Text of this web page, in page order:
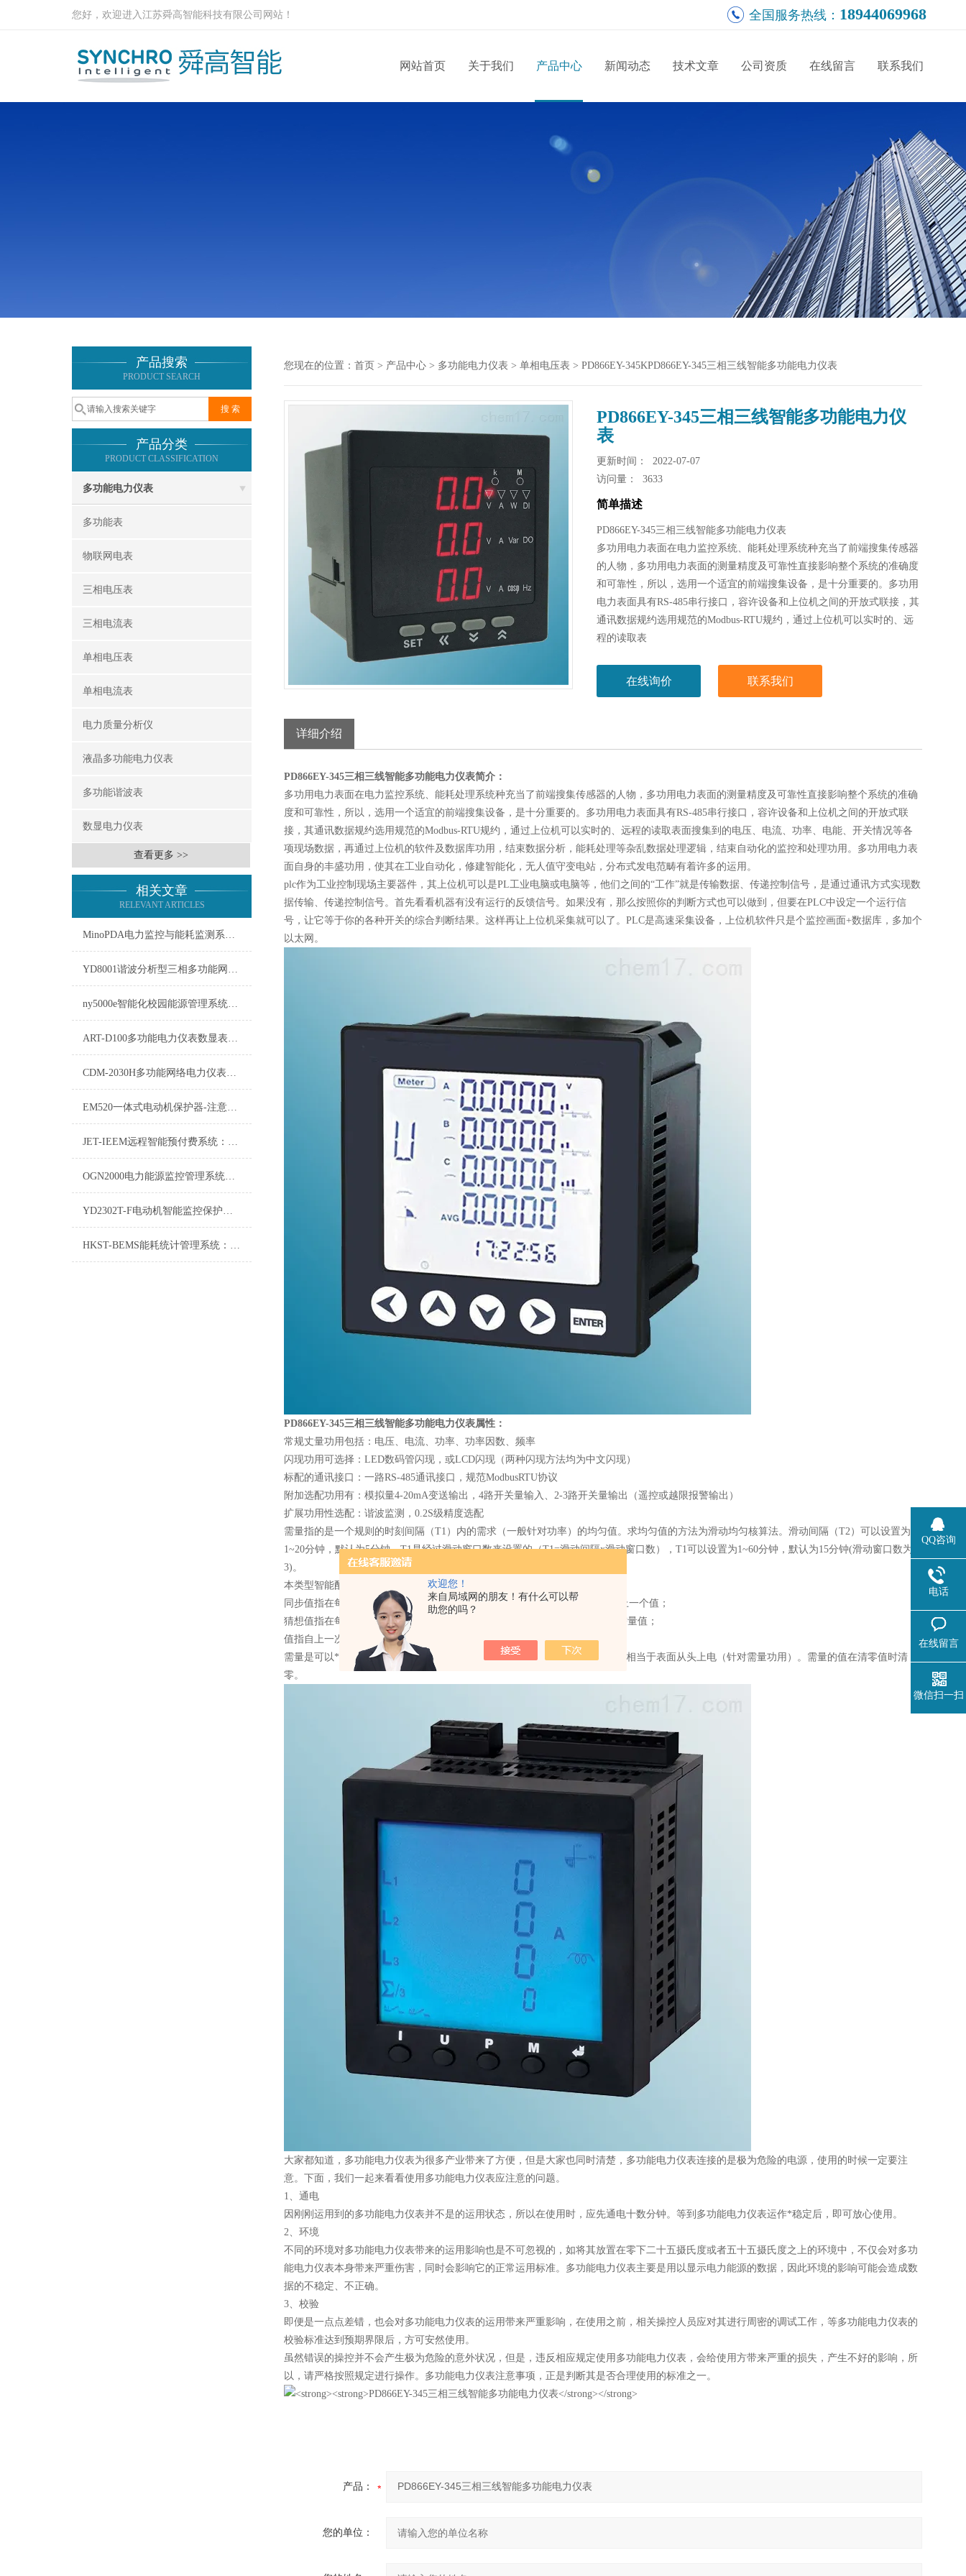
欢迎您！
来自局域网的朋友！有什么可以帮
助您的吗？
您好，欢迎进入江苏舜高智能科技有限公司网站！ 全国服务热线： 18944069968
网站首页 关于我们 产品中心 新闻动态 技术文章 公司资质 在线留言 联系我们
产品搜索
PRODUCT SEARCH
产品分类
PRODUCT CLASSIFICATION
多功能电力仪表
多功能表
物联网电表
三相电压表
三相电流表
单相电压表
单相电流表
电力质量分析仪
液晶多功能电力仪表
多功能谐波表
数显电力仪表
查看更多 >>
相关文章
RELEVANT ARTICLES
MinoPDA电力监控与能耗监测系统：能源管理的智慧之翼
YD8001谐波分析型三相多功能网络电力仪表
ny5000e智能化校园能源管理系统：塑造绿色、高效的教育环境
ART-D100多功能电力仪表数显表电气成套
CDM-2030H多功能网络电力仪表测试方法
EM520一体式电动机保护器-注意事项
JET-IEEM远程智能预付费系统：开启未来支付新纪元
OGN2000电力能源监控管理系统：守护电力安全，带领能效革命
YD2302T-F电动机智能监控保护器-注意事项
HKST-BEMS能耗统计管理系统：推动绿色发展的重要工具
您现在的位置： 首页 > 产品中心 > 多功能电力仪表 > 单相电压表 > PD866EY-345KPD866EY-345三相三线智能多功能电力仪表
PD866EY-345三相三线智能多功能电力仪
表
更新时间： 2022-07-07
访问量：3633
简单描述
PD866EY-345三相三线智能多功能电力仪表
多功用电力表面在电力监控系统、能耗处理系统种充当了前端搜集传感器
的人物，多功用电力表面的测量精度及可靠性直接影响整个系统的准确度
和可靠性，所以，选用一个适宜的前端搜集设备，是十分重要的。多功用
电力表面具有RS-485串行接口，容许设备和上位机之间的开放式联接，其
通讯数据规约选用规范的Modbus-RTU规约，通过上位机可以实时的、远
程的读取表
在线询价 联系我们
详细介绍
PD866EY-345三相三线智能多功能电力仪表简介：
多功用电力表面在电力监控系统、能耗处理系统种充当了前端搜集传感器的人物，多功用电力表面的测量精度及可靠性直接影响整个系统的准确
度和可靠性，所以，选用一个适宜的前端搜集设备，是十分重要的。多功用电力表面具有RS-485串行接口，容许设备和上位机之间的开放式联
接，其通讯数据规约选用规范的Modbus-RTU规约，通过上位机可以实时的、远程的读取表面搜集到的电压、电流、功率、电能、开关情况等各
项现场数据，再通过上位机的软件及数据库功用，结束数据分析，能耗处理等杂乱数据处理逻辑，结束自动化的监控和处理功用。多功用电力表
面自身的丰盛功用，使其在工业自动化，修建智能化，无人值守变电站，分布式发电范畴有着许多的运用。
plc作为工业控制现场主要器件，其上位机可以是PL工业电脑或电脑等，他们之间的“工作”就是传输数据、传递控制信号，是通过通讯方式实现数
据传输、传递控制信号。首先看看机器有没有运行的反馈信号。如果没有，那么按照你的判断方式也可以做到，但要在PLC中设定一个运行信
号，让它等于你的各种开关的综合判断结果。这样再让上位机采集就可以了。PLC是高速采集设备，上位机软件只是个监控画面+数据库，多加个
以太网。
PD866EY-345三相三线智能多功能电力仪表属性：
常规丈量功用包括：电压、电流、功率、功率因数、频率
闪现功用可选择：LED数码管闪现，或LCD闪现（两种闪现方法均为中文闪现）
标配的通讯接口：一路RS-485通讯接口，规范ModbusRTU协议
附加选配功用有：模拟量4-20mA变送输出，4路开关量输入、2-3路开关量输出（遥控或越限报警输出）
扩展功用性选配：谐波监测，0.2S级精度选配
需量指的是一个规则的时刻间隔（T1）内的需求（一般针对功率）的均匀值。求均匀值的方法为滑动均匀核算法。滑动间隔（T2）可以设置为
1~20分钟，默认为5分钟。T1是经过滑动窗口数来设置的（T1=滑动间隔x滑动窗口数），T1可以设置为1~60分钟，默认为15分钟(滑动窗口数为
3)。
本类型智能配电表面供应多种需量读数，包含同步值、猜想值和值。
同步值指在每个T1周期内的需量实时核算值，它会在每个T2周期结束时改写上一个值；
猜想值指在每个T1周期结束时根据原始电参数的改动趋势猜想下一个周期的需量值；
值指自上一次复位后所记载到的同步值。
需量是可以*的。*需量指需量记载已需量核算过程中触及的变量都置0。*之后相当于表面从头上电（针对需量功用）。需量的值在清零值时清
零。
大家都知道，多功能电力仪表为很多产业带来了方便，但是大家也同时清楚，多功能电力仪表连接的是极为危险的电源，使用的时候一定要注
意。下面，我们一起来看看使用多功能电力仪表应注意的问题。
1、通电
因刚刚运用到的多功能电力仪表并不是的运用状态，所以在使用时，应先通电十数分钟。等到多功能电力仪表运作*稳定后，即可放心使用。
2、环境
不同的环境对多功能电力仪表带来的运用影响也是不可忽视的，如将其放置在零下二十五摄氏度或者五十五摄氏度之上的环境中，不仅会对多功
能电力仪表本身带来严重伤害，同时会影响它的正常运用标准。多功能电力仪表主要是用以显示电力能源的数据，因此环境的影响可能会造成数
据的不稳定、不正确。
3、校验
即便是一点点差错，也会对多功能电力仪表的运用带来严重影响，在使用之前，相关操控人员应对其进行周密的调试工作，等多功能电力仪表的
校验标准达到预期界限后，方可安然使用。
虽然错误的操控并不会产生极为危险的意外状况，但是，违反相应规定使用多功能电力仪表，会给使用方带来严重的损失，产生不好的影响，所
以，请严格按照规定进行操作。多功能电力仪表注意事项，正是判断其是否合理使用的标准之一。
产品：
您的单位：
QQ咨询
电话
在线留言
微信扫一扫